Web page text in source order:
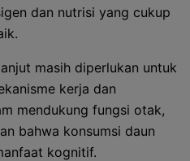
dan nutrisi yang cukup
masih diperlukan untuk
kerja dan
mendukung fungsi otak,
bahwa konsumsi daun
kognitif.